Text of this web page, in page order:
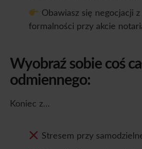
Obawiasz się negocjacji
formalności przy akcie
Wyobraź sobie coś
odmiennego:
Koniec z…
Stresem przy